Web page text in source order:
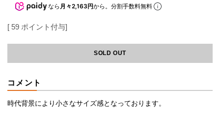
なら 月々2,163円から。分割手数料無料
[ 59 ポイント付与]
SOLD OUT
コメント
時代背景により小さなサイズ感となっております。